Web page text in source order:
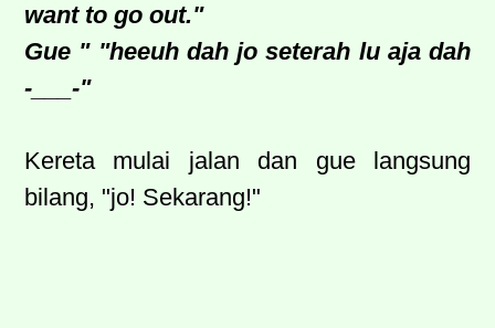
want to go out."
Gue " "heeuh dah jo seterah lu aja dah
-___-"
Kereta mulai jalan dan gue langsung
bilang, "jo! Sekarang!"